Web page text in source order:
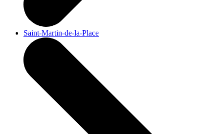
Saint-Martin-de-la-Place